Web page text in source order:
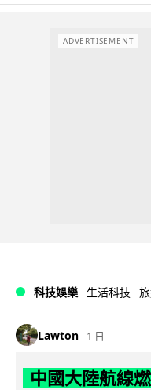
ADVERTISEMENT
科技娛樂 生活科技
Lawton 1 日
中國大陸航線